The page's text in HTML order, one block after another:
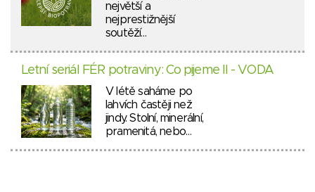
největší a
nejprestižnější
soutěží…
Letní seriál FÉR potraviny: Co pijeme II - VODA
V létě saháme po
lahvích častěji než
jindy. Stolní, minerální,
pramenitá, nebo…